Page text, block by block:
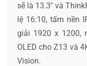
sẽ là 13.3″ và
lệ 16:10, tấm nền
giải 1920 x 1200,
OLED cho Z13 và
Vision.